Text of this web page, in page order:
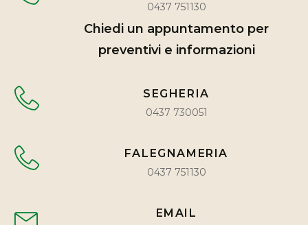
0437 751130
Chiedi un appuntamento per
preventivi e informazioni
SEGHERIA
0437 730051
FALEGNAMERIA
0437 751130
EMAIL